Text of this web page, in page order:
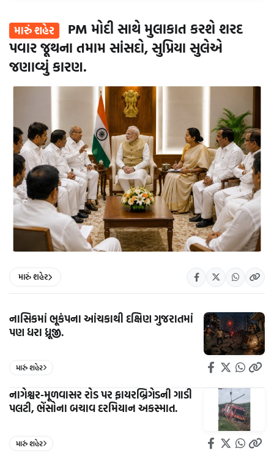
મારું શહેર
PM મોદી સાથે મુલાકાત કરશે શરદ
પવાર જૂથના તમામ સાંસદો, સુપ્રિયા સુલેએ
જણાવ્યું કારણ.
મારું શહેર
નાસિકમાં ભૂકંપના આંચકાથી દક્ષિણ ગુજરાતમાં
પણ ધરા ધ્રૂજી.
મારું શહેર
નાગેશ્વર-મૂળવાસર રોડ પર ફાયરબ્રિગેડની ગાડી
પલટી, ભેંસોના બચાવ દરમિયાન અકસ્માત.
મારું શહેર